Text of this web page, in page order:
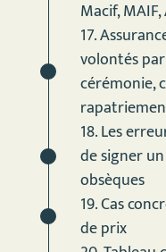
Macif, MAIF,
17.
volontés
cérémonie,
18. Les
de signer
obsèques
19. Cas
de prix